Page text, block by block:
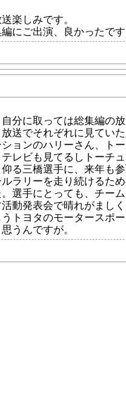
楽しみです。
にご出演、良かったで
分に取っては総集編の
送でそれぞれに見てい
ョンのハリーさん、ト
レビも見てるしトーチ
る三橋選手に、来年も
ラリーを走り続けるた
選手にとっても、チー
動発表会で晴れがまし
トヨタのモータースポ
うんですが。